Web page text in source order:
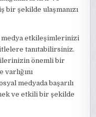
bir şekilde ulaşmanızı
medya etkileşimlerinizi
tanıtabilirsiniz.
önemli bir
medyada başarılı
ve etkili bir şekilde